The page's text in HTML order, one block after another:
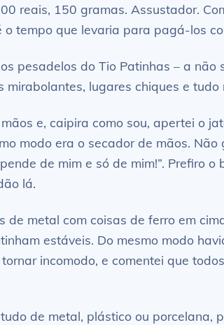
reais, 150 gramas. Assustador.
tempo que levaria para pagá-los
pesadelos do Tio Patinhas – a não
lugares chiques e tudo
e, caipira como sou, apertei o
modo era o secador de mãos.
de mim e só de mim!”. Prefiro
lá.
metal com coisas de ferro em
estáveis. Do mesmo modo
incomodo, e comentei que
de metal, plástico ou porcelana,